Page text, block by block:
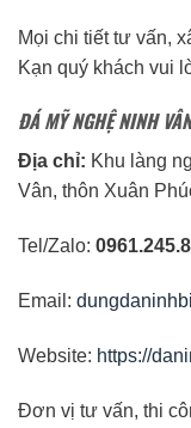
Mọi chi tiết tư vấn,
Kạn quý khách vui
ĐÁ MỸ NGHỆ NINH
Địa chỉ: Khu làng
Vân, thôn Xuân
Tel/Zalo:
Email:
Website: https://
Đơn vị tư vấn, thi